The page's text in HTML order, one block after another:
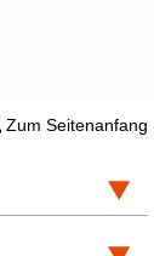
Zum Seitenanfang